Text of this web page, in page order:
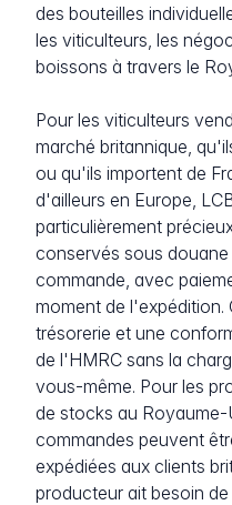
des bouteilles
les viticulteurs, les
boissons à travers le
Pour les viticulteurs
marché britannique,
ou qu'ils importent de
d'ailleurs en Europe,
particulièrement
conservés sous
commande, avec
moment de l'expédition.
trésorerie et une
de l'HMRC sans la
vous-même. Pour les
de stocks au Royaume-
commandes peuvent
expédiées aux clients
producteur ait besoin